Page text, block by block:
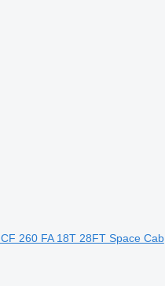
260 FA 18T 28FT Space Cab